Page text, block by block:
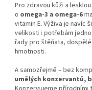
Pro zdravou kůži a
o omega-3 a omega-6
vitamin E. Výživa je navíc
velikosti i potřebám
řady pro štěňata,
hmotnosti.
A samozřejmě – bez
umělých konzervantů,